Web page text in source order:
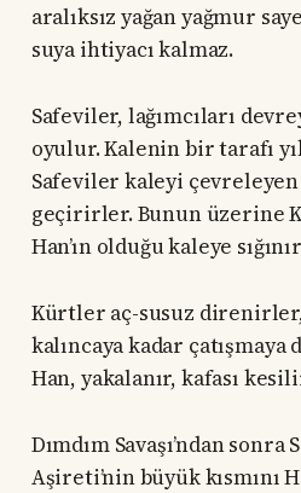
aralıksız yağan yağmur
suya ihtiyacı kalmaz.
Safeviler, lağımcıları
oyulur. Kalenin bir tarafı
Safeviler kaleyi
geçirirler. Bunun üzerine
Han’ın olduğu kaleye
Kürtler aç-susuz
kalıncaya kadar
Han, yakalanır, kafası
Dımdım Savaşı’ndan
Aşireti’nin büyük kısmını